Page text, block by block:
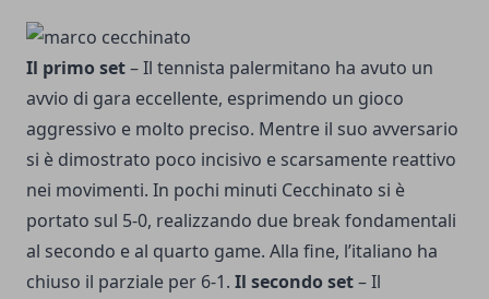
Il primo set– Il tennista palermitano ha avuto un
avvio di gara eccellente, esprimendo un gioco
aggressivo e molto preciso. Mentre il suo avversario
si è dimostrato poco incisivo e scarsamente reattivo
nei movimenti. In pochi minuti Cecchinato si è
portato sul 5-0, realizzando due break fondamentali
al secondo e al quarto game. Alla fine, l’italiano ha
chiuso il parziale per 6-1. Il secondo set– Il